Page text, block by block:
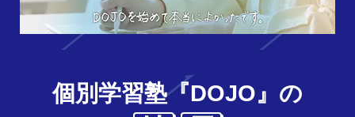
個別学習塾『DOJO』の